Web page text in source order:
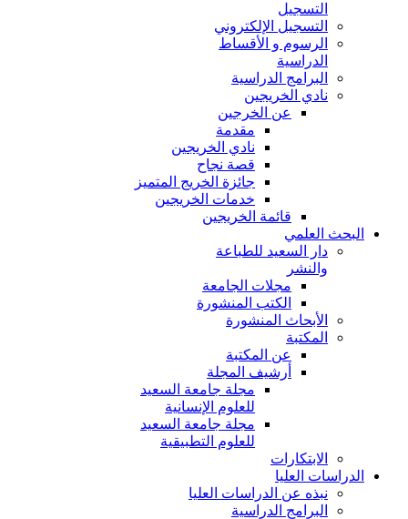
التسجيل
التسجيل الإلكتروني
الرسوم و الأقساط
الدراسية
البرامج الدراسية
نادي الخريجين
عن الخرجين
مقدمة
نادي الخريجين
قصة نجاح
جائزة الخريج المتميز
خدمات الخريجين
قائمة الخريجين
البحث العلمي
دار السعيد للطباعة
والنشر
مجلات الجامعة
الكتب المنشورة
الأبحاث المنشورة
المكتبة
عن المكتبة
أرشيف المجلة
مجلة جامعة السعيد
للعلوم الإنسانية
مجلة جامعة السعيد
للعلوم التطبيقية
الابتكارات
الدراسات العليا
نبذه عن الدراسات العليا
البرامج الدراسية